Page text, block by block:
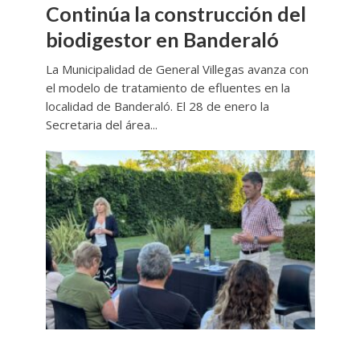
Continúa la construcción del
biodigestor en Banderaló
La Municipalidad de General Villegas avanza con
el modelo de tratamiento de efluentes en la
localidad de Banderaló. El 28 de enero la
Secretaria del área...